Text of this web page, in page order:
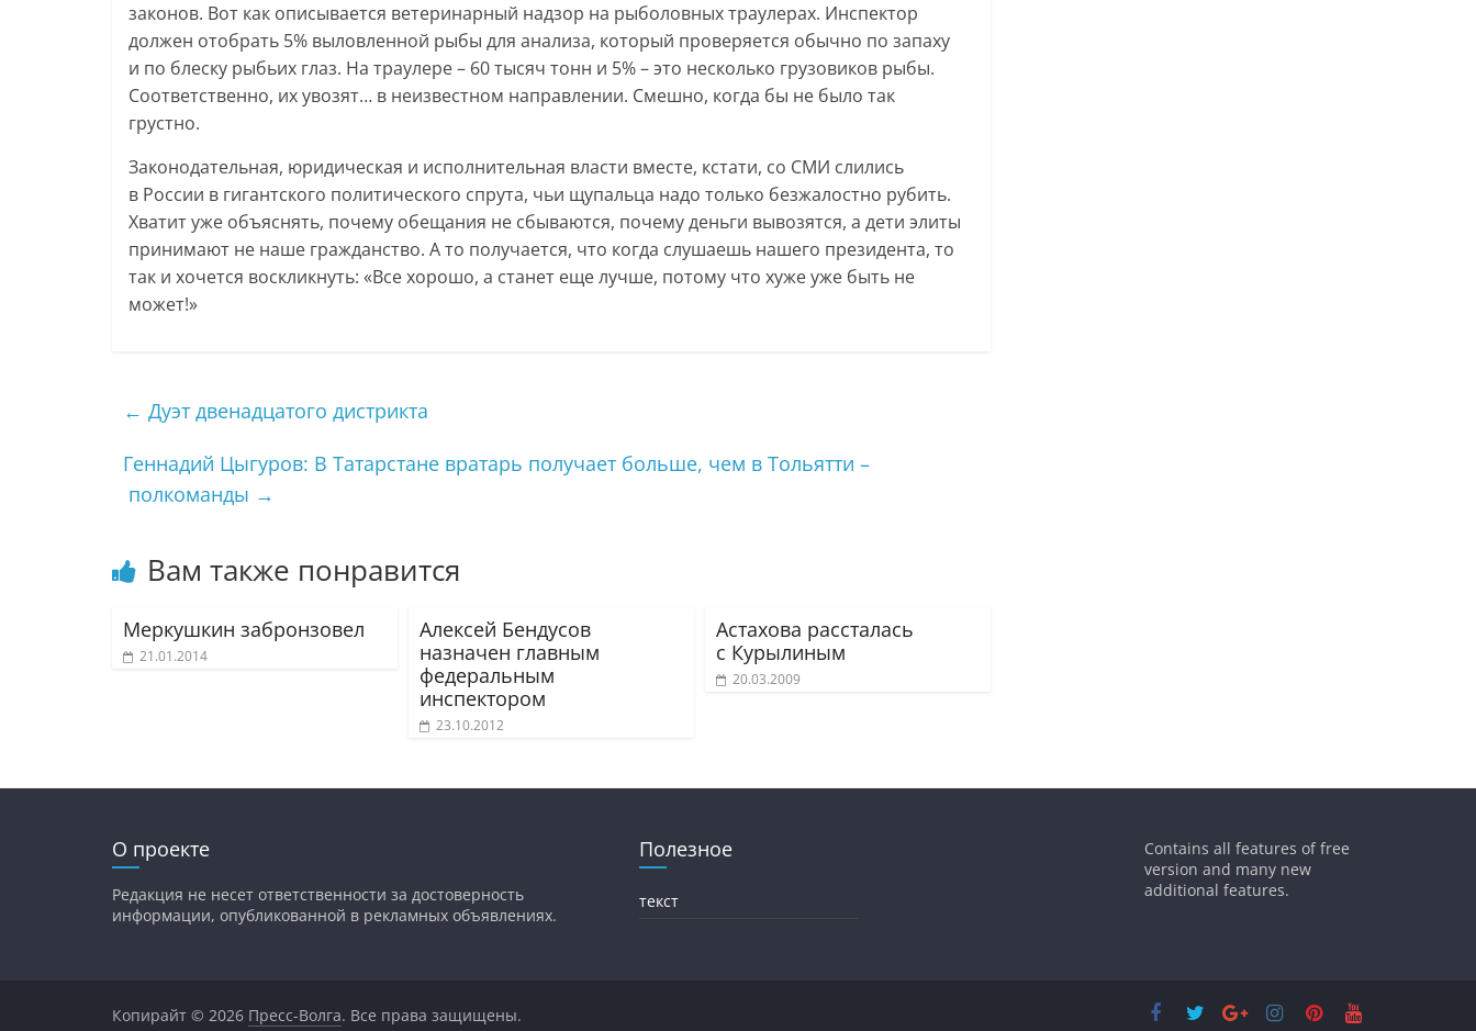
законов. Вот как описывается ветеринарный надзор на рыболовных траулерах. Инспектор
должен отобрать 5% выловленной рыбы для анализа, который проверяется обычно по запаху
и по блеску рыбьих глаз. На траулере – 60 тысяч тонн и 5% – это несколько грузовиков рыбы.
Соответственно, их увозят… в неизвестном направлении. Смешно, когда бы не было так
грустно.
Законодательная, юридическая и исполнительная власти вместе, кстати, со СМИ слились
в России в гигантского политического спрута, чьи щупальца надо только безжалостно рубить.
Хватит уже объяснять, почему обещания не сбываются, почему деньги вывозятся, а дети элиты
принимают не наше гражданство. А то получается, что когда слушаешь нашего президента, то
так и хочется воскликнуть: «Все хорошо, а станет еще лучше, потому что хуже уже быть не
может!»
← Дуэт двенадцатого дистрикта
Геннадий Цыгуров: В Татарстане вратарь получает больше, чем в Тольятти –
полкоманды →
Вам также понравится
Меркушкин забронзовел
21.01.2014
Алексей Бендусов
назначен главным
федеральным
инспектором
23.10.2012
Астахова рассталась
с Курылиным
20.03.2009
О проекте
Редакция не несет ответственности за достоверность
информации, опубликованной в рекламных объявлениях.
Полезное
текст
Contains all features of free
version and many new
additional features.
Копирайт © 2026 Пресс-Волга. Все права защищены.